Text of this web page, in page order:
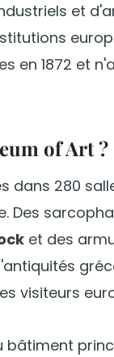
et
en 1872 et
of Art ?
dans 280
Des
et des
visiteurs
bâtiment